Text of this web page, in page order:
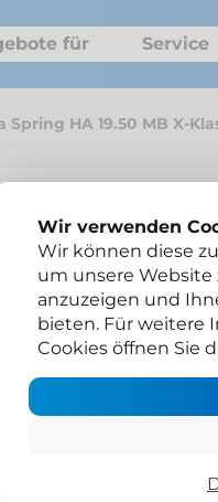
für Service
Spring HA 19.50 MB X-
Wir verwenden
Wir können diese
um unsere Website
anzuzeigen und
bieten. Für weitere
Cookies öffnen Sie